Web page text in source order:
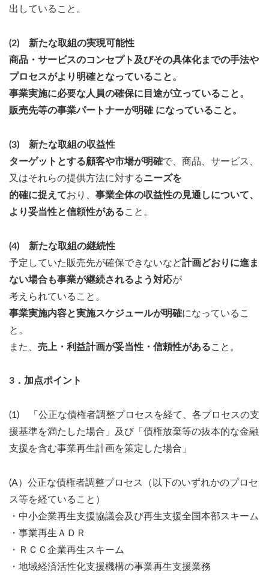
出していること。
(2) 新たな取組の実現可能性
商品・サービスのコンセプト及びその具体化までの手法や
プロセスがより明確となっていること。
事業実施に必要な人員の確保に目途が立っていること。
販売先等の事業パートナーが明確 になっていること。
(3) 新たな取組の収益性
ターゲットとする顧客や市場が明確で、商品、サービス、
又はそれらの提供方法に対するニーズを
的確に捉えており、 事業全体の収益性の見通しについて、
より妥当性と信頼性があること。
(4) 新たな取組の継続性
予定していた販売先が確保できないなど計画どおりに進ま
ない場合も事業が継続されるよう対応が
考えられていること。
事業実施内容と実施スケジュールが明確になっているこ
と。
また、 売上・利益計画が妥当性・信頼性があること。
3．加点ポイント
(1) 「公正な債権者調整プロセスを経て、各プロセスの支
援基準を満たした場合」及び「債権放棄等の抜本的な金融
支援を含む事業再生計画を策定した場合」
(A）公正な債権者調整プロセス（以下のいずれかのプロセ
ス等を経ていること）
・中小企業再生支援協議会及び再生支援全国本部スキーム
・事業再生ＡＤＲ
・ＲＣＣ企業再生スキーム
・地域経済活性化支援機構の事業再生支援業務